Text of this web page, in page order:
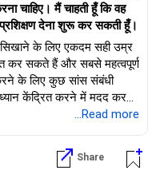
संतुलन दोनों में
विशिष्ट योजना चाहिए तो
चाहिए। मैं चाहती हूँ कि वह
देना शुरू कर सकती हूँ।
के लिए एकदम सही उम्र
कर सकते हैं और सबसे महत्वपूर्ण
के लिए कुछ सांस संबंधी
केंद्रित करने में मदद करने
(कमल मुद्रा) और गरुड़ासन
एक शानदार तरीका हो सकता
...Read more
Share